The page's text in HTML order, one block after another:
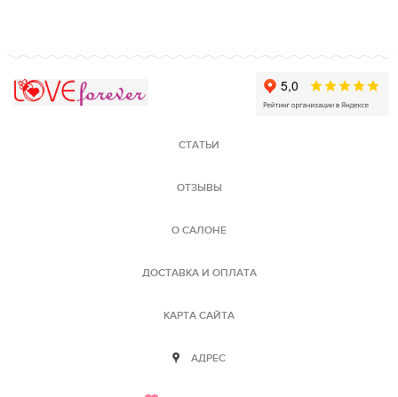
СТАТЬИ
ОТЗЫВЫ
О САЛОНЕ
ДОСТАВКА И ОПЛАТА
КАРТА САЙТА
АДРЕС